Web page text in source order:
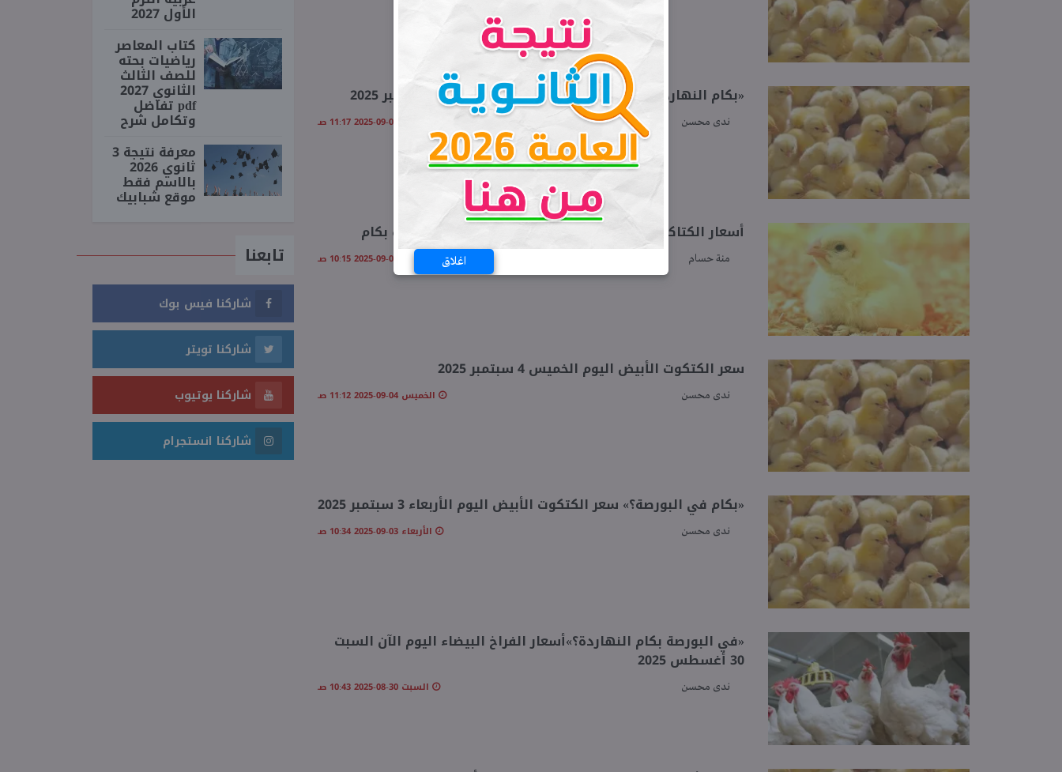
اغلاق
«بكام النهاردة؟» سعر الكتكوت الأبيض اليوم الأحد 7 سبتمبر 2025
ندى محسن
أسعار الكتاكيت البيضاء اليوم السبت 6 سبتمبر 2025.. اعرف بكام
منة حسام السبت 06-09-2025 10:15 صـ
سعر الكتكوت الأبيض اليوم الخميس 4 سبتمبر 2025
ندى محسن الخميس 04-09-2025 11:12 صـ
«بكام في البورصة؟» سعر الكتكوت الأبيض اليوم الأربعاء 3 سبتمبر 2025
ندى محسن الأربعاء 03-09-2025 10:34 صـ
«في البورصة بكام النهاردة؟»أسعار الفراخ البيضاء اليوم الآن السبت
30 أغسطس 2025
ندى محسن السبت 30-08-2025 10:43 صـ
الأول 2027
كتاب المعاصر
رياضيات بحته
للصف الثالث
الثانوي 2027
pdf تفاضل
وتكامل شرح
معرفة نتيجة 3
ثانوي 2026
بالاسم فقط
موقع شبابيك
تابعنا
شاركنا فيس بوك
شاركنا تويتر
شاركنا يوتيوب
شاركنا انستجرام